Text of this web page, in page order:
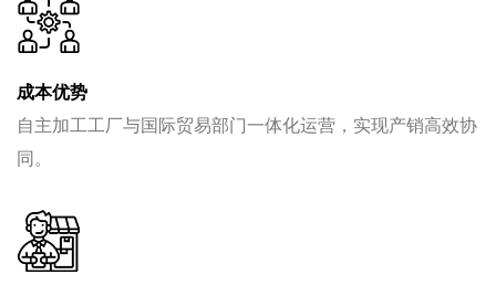
成本优势
自主加工工厂与国际贸易部门一体化运营，实现产销高效协
同。